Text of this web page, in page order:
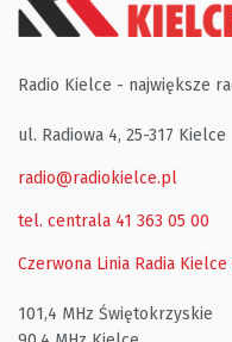
Radio Kielce - największe
ul. Radiowa 4, 25-317 Kielce
radio@radiokielce.pl
tel. centrala 41 363 05 00
Czerwona Linia Radia Kielce
101,4 MHz Świętokrzyskie